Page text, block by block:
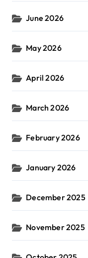
June 2026
May 2026
April 2026
March 2026
February 2026
January 2026
December 2025
November 2025